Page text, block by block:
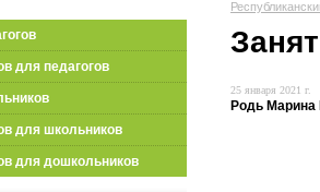
для педагогов
для школьников
для дошкольников
25 января 2021 г.
Родь Марина